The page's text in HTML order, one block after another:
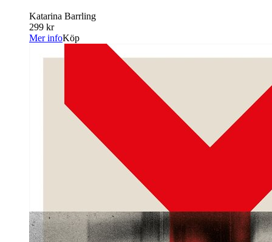
Katarina Barrling
299 kr
Mer infoKöp